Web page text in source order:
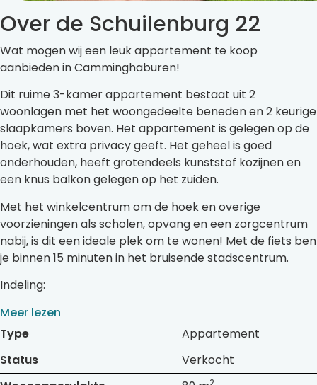
Over de Schuilenburg 22
Wat mogen wij een leuk appartement te koop
aanbieden in Camminghaburen!
Dit ruime 3-kamer appartement bestaat uit 2
woonlagen met het woongedeelte beneden en 2 keurige
slaapkamers boven. Het appartement is gelegen op de
hoek, wat extra privacy geeft. Het geheel is goed
onderhouden, heeft grotendeels kunststof kozijnen en
een knus balkon gelegen op het zuiden.
Met het winkelcentrum om de hoek en overige
voorzieningen als scholen, opvang en een zorgcentrum
nabij, is dit een ideale plek om te wonen! Met de fiets ben
je binnen 15 minuten in het bruisende stadscentrum.
Indeling:
Meer lezen
Type
Appartement
Status
Verkocht
2